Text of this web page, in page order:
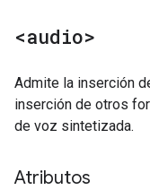
<audio>
Admite la inserción
inserción de otros
de voz sintetizada.
Atributos